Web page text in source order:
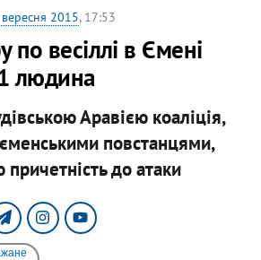
2015, 17:53
по весіллі в Ємені
людина
Аравією коаліція,
повстанцями,
до атаки